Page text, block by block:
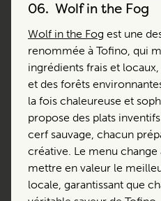
06. Wolf in the Fog
Wolf in the Fog est une
renommée à Tofino, qui
ingrédients frais et
et des forêts
la fois chaleureuse et
propose des plats
cerf sauvage, chacun
créative. Le menu change
mettre en valeur le
locale, garantissant que